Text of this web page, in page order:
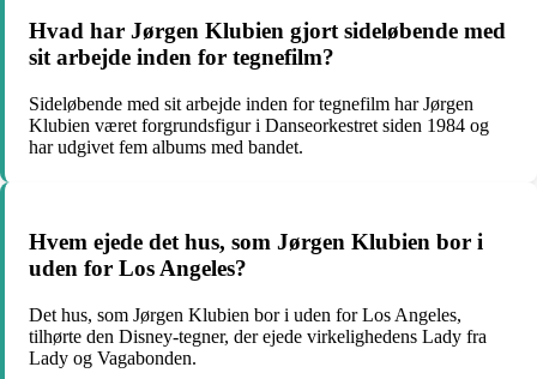
Hvad har Jørgen Klubien gjort sideløbende med
sit arbejde inden for tegnefilm?
Sideløbende med sit arbejde inden for tegnefilm har Jørgen
Klubien været forgrundsfigur i Danseorkestret siden 1984 og
har udgivet fem albums med bandet.
Hvem ejede det hus, som Jørgen Klubien bor i
uden for Los Angeles?
Det hus, som Jørgen Klubien bor i uden for Los Angeles,
tilhørte den Disney-tegner, der ejede virkelighedens Lady fra
Lady og Vagabonden.